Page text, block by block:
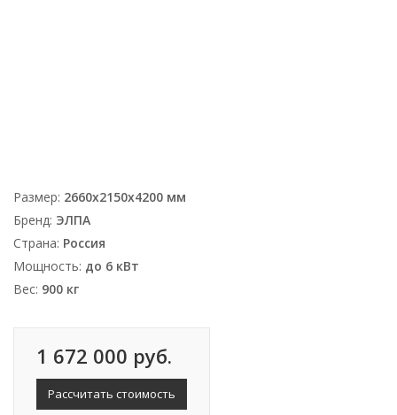
Размер: 2660х2150х4200 мм
Бренд: ЭЛПА
Страна: Россия
Мощность: до 6 кВт
Вес: 900 кг
1 672 000 руб.
Рассчитать стоимость